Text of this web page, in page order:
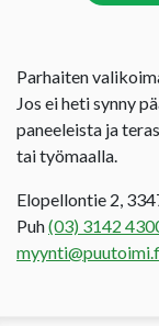
Parhaiten
Jos ei heti synny
paneeleista ja
tai työmaalla.
Elopellontie 2,
Puh(03) 3142